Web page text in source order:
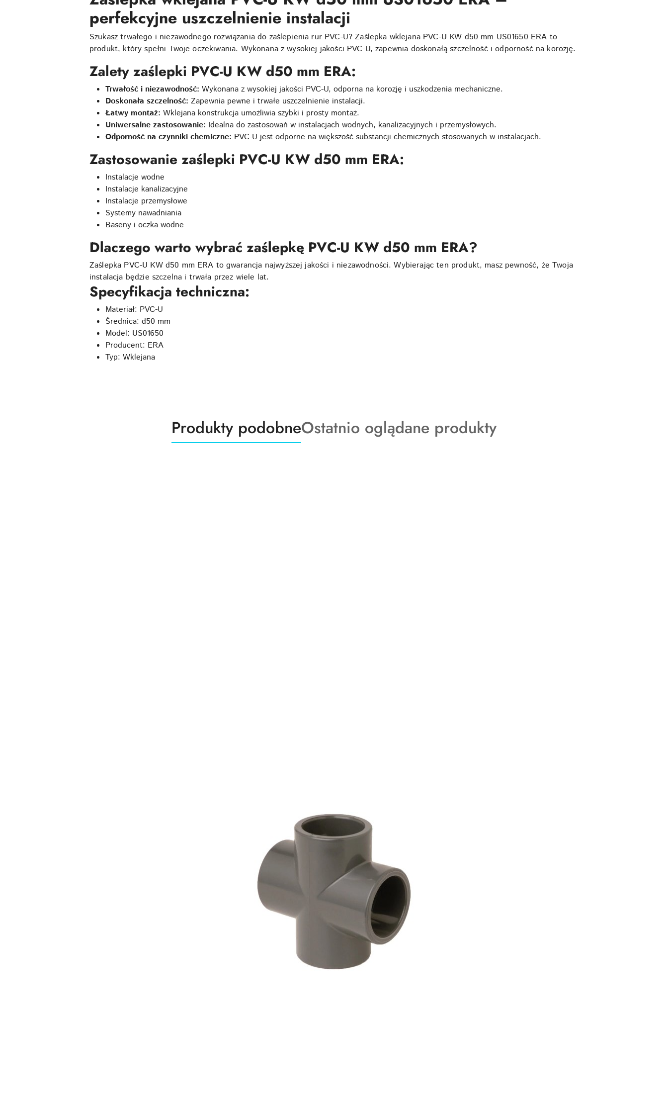
perfekcyjne uszczelnienie instalacji
Szukasz trwałego i niezawodnego rozwiązania do zaślepienia rur PVC-U? Zaślepka wklejana PVC-U KW d50 mm US01650 ERA to
produkt, który spełni Twoje oczekiwania. Wykonana z wysokiej jakości PVC-U, zapewnia doskonałą szczelność i odporność na korozję.
Zalety zaślepki PVC-U KW d50 mm ERA:
Trwałość i niezawodność: Wykonana z wysokiej jakości PVC-U, odporna na korozję i uszkodzenia mechaniczne.
Doskonała szczelność: Zapewnia pewne i trwałe uszczelnienie instalacji.
Łatwy montaż: Wklejana konstrukcja umożliwia szybki i prosty montaż.
Uniwersalne zastosowanie: Idealna do zastosowań w instalacjach wodnych, kanalizacyjnych i przemysłowych.
Odporność na czynniki chemiczne: PVC-U jest odporne na większość substancji chemicznych stosowanych w instalacjach.
Zastosowanie zaślepki PVC-U KW d50 mm ERA:
Instalacje wodne
Instalacje kanalizacyjne
Instalacje przemysłowe
Systemy nawadniania
Baseny i oczka wodne
Dlaczego warto wybrać zaślepkę PVC-U KW d50 mm ERA?
Zaślepka PVC-U KW d50 mm ERA to gwarancja najwyższej jakości i niezawodności. Wybierając ten produkt, masz pewność, że Twoja
instalacja będzie szczelna i trwała przez wiele lat.
Specyfikacja techniczna:
Materiał: PVC-U
Średnica: d50 mm
Model: US01650
Producent: ERA
Typ: Wklejana
Produkty
o
Produkty podobneProdukty
o
Ostatnio oglądane produkty